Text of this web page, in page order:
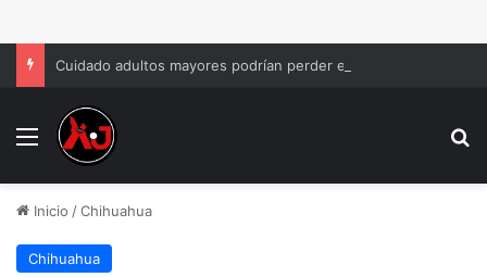
Menu
Inicio /Chihuahua
Chihuahua